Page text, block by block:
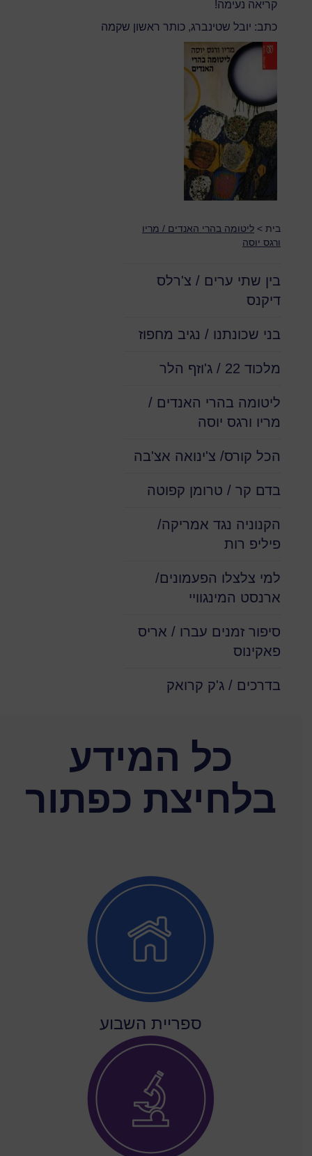
קריאה נעימה!
כתב: יובל שטינברג, כותר ראשון שקמה
בית > ליטומה בהרי האנדים / מריו
ורגס יוסה
בין שתי ערים / צ'רלס
דיקנס
בני שכונתנו / נגיב מחפוז
מלכוד 22 / ג'וזף הלר
ליטומה בהרי האנדים /
מריו ורגס יוסה
הכל קורס/ צ'ינואה אצ'בה
בדם קר / טרומן קפוטה
הקנוניה נגד אמריקה/
פיליפ רות
למי צלצלו הפעמונים/
ארנסט המינגוויי
סיפור זמנים עברו / אריס
פאקינוס
בדרכים / ג'ק קרואק
כל המידע
בלחיצת כפתור
ספריית השבוע